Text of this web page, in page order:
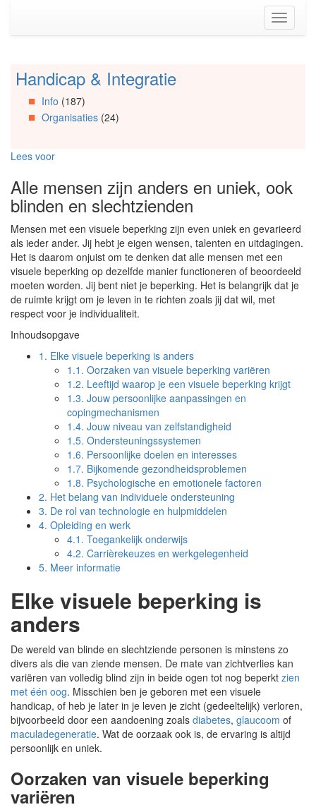
(Accesskey
Toggle
Spring
Artikels
Spring
Spring
Organisaties
Spring
Social
media
Handicap & Integratie
Info (187)
Organisaties(24)
Lees voor
Alle mensen zijn anders en uniek, ook
blinden en slechtzienden
Mensen met een visuele beperking zijn even uniek en gevarieerd
als ieder ander. Jij hebt je eigen wensen, talenten en uitdagingen.
Het is daarom onjuist om te denken dat alle mensen met een
visuele beperking op dezelfde manier functioneren of beoordeeld
moeten worden. Jij bent niet je beperking. Het is belangrijk dat je
de ruimte krijgt om je leven in te richten zoals jij dat wil, met
respect voor je individualiteit.
Inhoudsopgave
1. Elke visuele beperking is anders
1.1. Oorzaken van visuele beperking variëren
1.2. Leeftijd waarop je een visuele beperking krijgt
1.3. Jouw persoonlijke aanpassingen en
copingmechanismen
1.4. Jouw niveau van zelfstandigheid
1.5. Ondersteuningssystemen
1.6. Persoonlijke doelen en interesses
1.7. Bijkomende gezondheidsproblemen
1.8. Psychologische en emotionele factoren
2. Het belang van individuele ondersteuning
3. De rol van technologie en hulpmiddelen
4. Opleiding en werk
4.1. Toegankelijk onderwijs
4.2. Carrièrekeuzes en werkgelegenheid
5. Meer informatie
Elke visuele beperking is
anders
De wereld van blinde en slechtziende personen is minstens zo
divers als die van ziende mensen. De mate van zichtverlies kan
variëren van volledig blind zijn in beide ogen tot nog beperkt zien
met één oog. Misschien ben je geboren met een visuele
handicap, of heb je later in je leven je zicht (gedeeltelijk) verloren,
bijvoorbeeld door een aandoening zoals diabetes, glaucoom of
maculadegeneratie. Wat de oorzaak ook is, de ervaring is altijd
persoonlijk en uniek.
Oorzaken van visuele beperking
variëren